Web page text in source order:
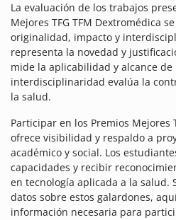
La evaluación de los trabajos
Mejores TFG TFM Dextromédica
originalidad, impacto y
representa la novedad y
mide la aplicabilidad y alcance de
interdisciplinaridad evalúa la
la salud.
Participar en los Premios Mejores
ofrece visibilidad y respaldo a
académico y social. Los
capacidades y recibir
en tecnología aplicada a la salud.
datos sobre estos galardones,
información necesaria para